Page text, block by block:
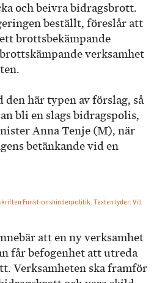
och beivra bidragsbrott.
beställt, föreslår att
brottsbekämpande
verksamhet
den här typen av förslag, så
bli en slags bidragspolis,
Anna Tenje (M), när
betänkande vid en
att en ny verksamhet
får befogenhet att utreda
Verksamheten ska framför